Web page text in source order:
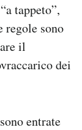
tappeto”,
regole sono
il
dei
entrate